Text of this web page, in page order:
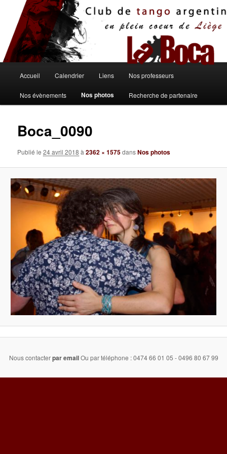
contenu
principal
principal
Accueil Calendrier Liens Nos professeurs
Nos évènements Nos photos Recherche de partenaire
Boca_0090
Publié le24 avril 2018 à2362 × 1575dansNos photos
Nous contacterpar emailOu par téléphone : 0474 66 01 05 - 0496 80 67 99